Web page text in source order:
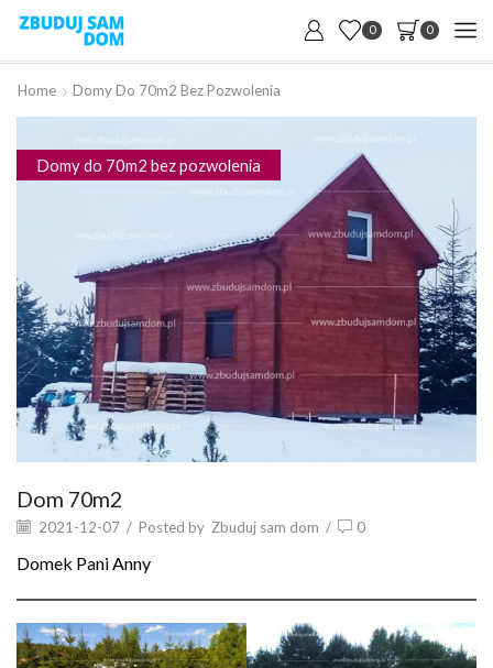
0 0
Home Domy Do 70m2 Bez Pozwolenia
Domy do 70m2 bez pozwolenia
Dom 70m2
2021-12-07 / Posted by Zbuduj sam dom / 0
Domek Pani Anny